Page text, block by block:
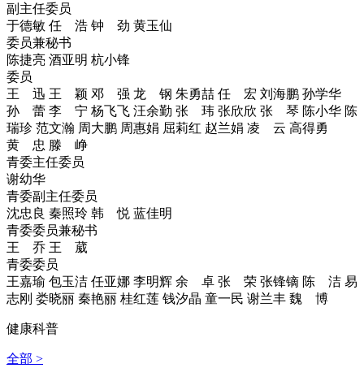
副主任委员
于德敏 任 浩 钟 劲 黄玉仙
委员兼秘书
陈捷亮 酒亚明 杭小锋
委员
王 迅 王 颖 邓 强 龙 钢 朱勇喆 任 宏 刘海鹏 孙学华
孙 蕾 李 宁 杨飞飞 汪余勤 张 玮 张欣欣 张 琴 陈小华 陈
瑞珍 范文瀚 周大鹏 周惠娟 屈莉红 赵兰娟 凌 云 高得勇
黄 忠 滕 峥
青委主任委员
谢幼华
青委副主任委员
沈忠良 秦照玲 韩 悦 蓝佳明
青委委员兼秘书
王 乔 王 葳
青委委员
王嘉瑜 包玉洁 任亚娜 李明辉 余 卓 张 荣 张锋镝 陈 洁 易
志刚 娄晓丽 秦艳丽 桂红莲 钱汐晶 童一民 谢兰丰 魏 博
健康科普
全部 >